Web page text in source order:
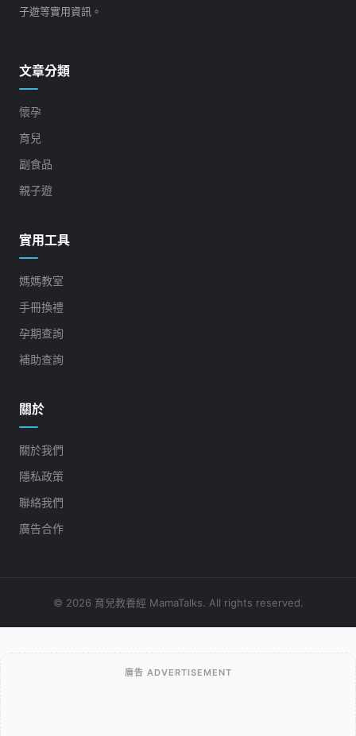
子遊等實用資訊。
文章分類
懷孕
育兒
副食品
親子遊
實用工具
媽媽教室
手冊換禮
孕期查詢
補助查詢
關於
關於我們
隱私政策
聯絡我們
廣告合作
© 2026 育兒教養經 MamaTalks. All rights reserved.
廣告 ADVERTISEMENT